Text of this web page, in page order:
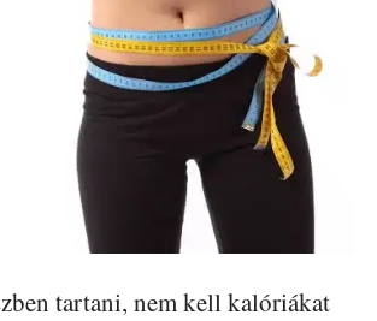
tartani, nem kell kalóriákat